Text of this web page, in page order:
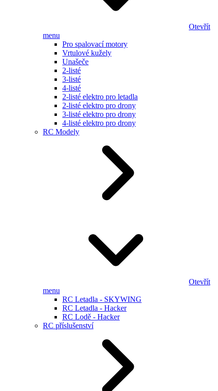
Otevřít
menu
Pro spalovací motory
Vrtulové kužely
Unašeče
2-listé
3-listé
4-listé
2-listé elektro pro letadla
2-listé elektro pro drony
3-listé elektro pro drony
4-listé elektro pro drony
RC Modely
Otevřít
menu
RC Letadla - SKYWING
RC Letadla - Hacker
RC Lodě - Hacker
RC příslušenství